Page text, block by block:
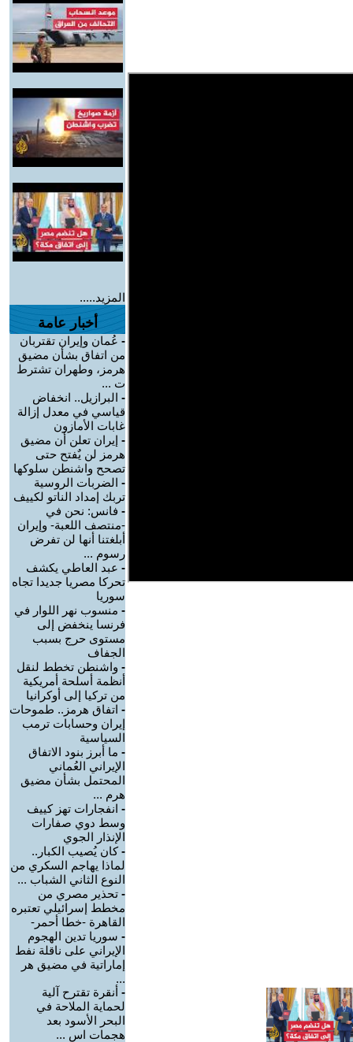
المزيد.....
أخبار عامة
- عُمان وإيران تقتربان
من اتفاق بشأن مضيق
هرمز، وطهران تشترط
ت ...
- البرازيل.. انخفاض
قياسي في معدل إزالة
غابات الأمازون
- إيران تعلن أن مضيق
هرمز لن يٌفتح حتى
تصحح واشنطن سلوكها
- الضربات الروسية
تربك إمداد الناتو لكييف
- فانس: نحن في
-منتصف اللعبة- وإيران
أبلغتنا أنها لن تفرض
رسوم ...
- عبد العاطي يكشف
تحركا مصريا جديدا تجاه
سوريا
- منسوب نهر اللوار في
فرنسا ينخفض إلى
مستوى حرج بسبب
الجفاف
- واشنطن تخطط لنقل
أنظمة أسلحة أمريكية
من تركيا إلى أوكرانيا
- اتفاق هرمز.. طموحات
إيران وحسابات ترمب
السياسية
- ما أبرز بنود الاتفاق
الإيراني العُماني
المحتمل بشأن مضيق
هرم ...
- انفجارات تهز كييف
وسط دوي صفارات
الإنذار الجوي
-كان يُصيب الكبار..
لماذا يهاجم السكري من
النوع الثاني الشباب ...
- تحذير مصري من
مخطط إسرائيلي تعتبره
القاهرة -خطا أحمر-
- سوريا تدين الهجوم
الإيراني على ناقلة نفط
إماراتية في مضيق هر
...
- أنقرة تقترح آلية
لحماية الملاحة في
البحر الأسود بعد
هجمات اس ...